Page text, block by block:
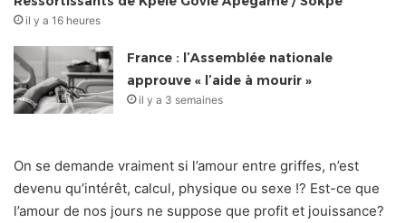
il y a 16 heures
France : l’Assemblée nationale
approuve « l’aide à mourir »
il y a 3 semaines
On se demande vraiment si l’amour entre griffes, n’est
devenu qu’intérêt, calcul, physique ou sexe !? Est-ce que
l’amour de nos jours ne suppose que profit et jouissance?